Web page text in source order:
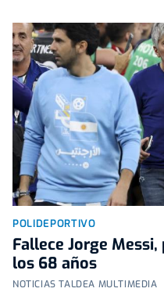
POLIDEPORTIVO
Fallece Jorge
los 68 años
NOTICIAS TALDEA MULTIMEDIA